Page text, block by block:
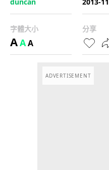
字體大小
AAA
分享
ADVERTISEMENT